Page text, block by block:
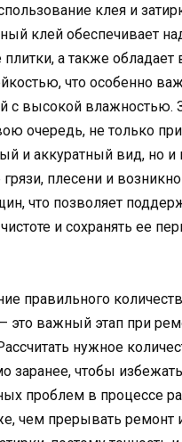
клея и
клей обеспечивает
а также обладает
что особенно
с высокой влажностью.
очередь, не только
и аккуратный вид, но и
плесени и
что позволяет
и сохранять ее
правильного
это важный этап при
нужное
заранее, чтобы
проблем в процессе
чем прерывать ремонт